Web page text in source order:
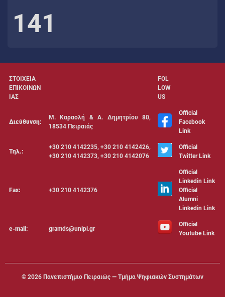
141
ΣΤΟΙΧΕΙΑ
ΕΠΙΚΟΙΝΩΝ
ΙΑΣ
FOL
LOW
US
Διεύθυνση:
Μ. Καραολή & Α. Δημητρίου 80,
18534 Πειραιάς
Official
Facebook
Link
Τηλ.:
+30 210 4142235, +30 210 4142426,
+30 210 4142373, +30 210 4142076
Official
Twitter Link
Fax: +30 210 4142376
Official
Linkedin Link
Official
Alumni
Linkedin Link
e-mail: gramds@unipi.gr
Official
Youtube Link
© 2026 Πανεπιστήμιο Πειραιώς — Τμήμα Ψηφιακών Συστημάτων